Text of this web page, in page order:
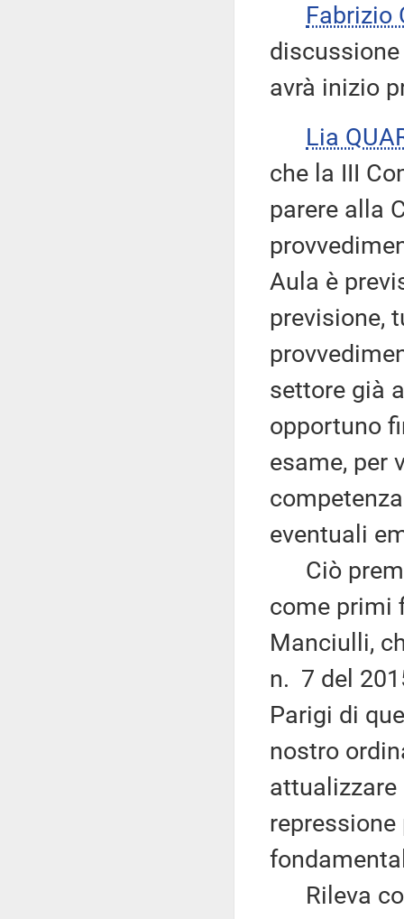
Fabrizio
avrà inizio
Lia
che la III
parere alla
Aula è
previsione,
settore già
opportuno
esame, per
eventuali
Ciò
come primi
Manciulli,
n. 7 del
Parigi di
nostro
attualizzare
Rileva